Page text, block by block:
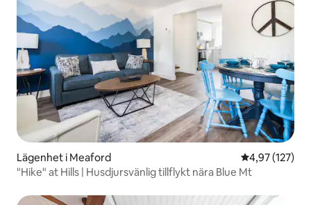
Lägenhet i Meaford 4,97 av 5 i
4,97 (127)
"Hike" at Hills | Husdjursvänlig tillflykt nära Blue Mt